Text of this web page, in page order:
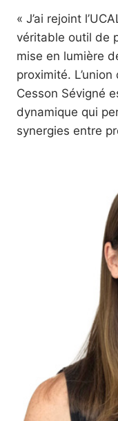
« J’ai rejoint
véritable outil de
mise en lumière
proximité.
Cesson Sévigné
dynamique qui
synergies entre